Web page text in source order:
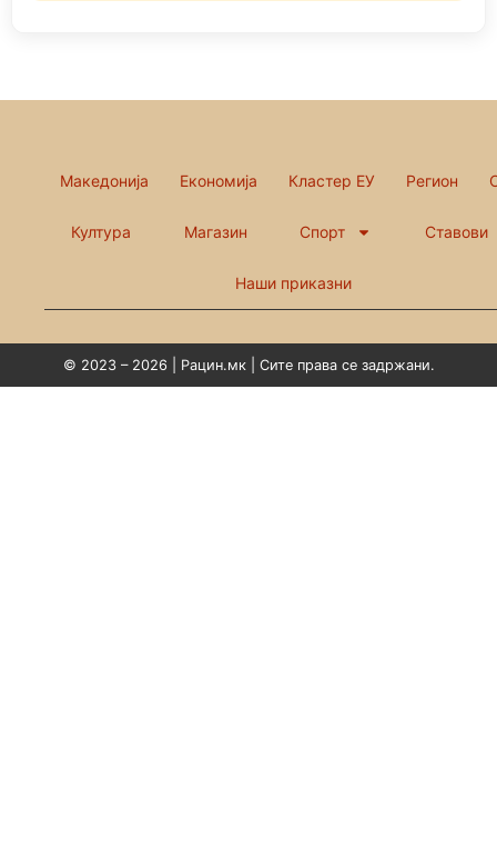
Македонија Економија Кластер ЕУ Регион
Култура Магазин Спорт Ставови
Наши приказни
© 2023 – 2026 | Рацин.мк | Сите права се задржани.